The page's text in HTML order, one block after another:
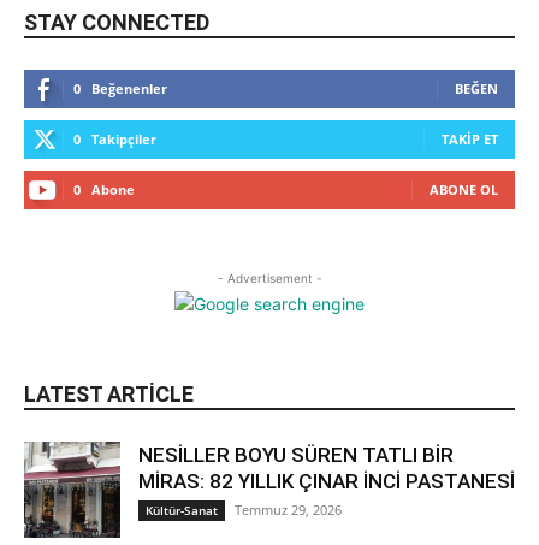
STAY CONNECTED
0 Beğenenler BEĞEN
0 Takipçiler TAKIP ET
0 Abone ABONE OL
- Advertisement -
LATEST ARTICLE
NESİLLER BOYU SÜREN TATLI BİR
MİRAS: 82 YILLIK ÇINAR İNCİ PASTANESİ
Kültür-Sanat Temmuz 29, 2026